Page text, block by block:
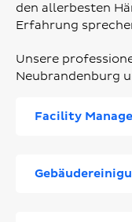
den allerbesten
Erfahrung
Unsere
Neubrandenburg
Facility